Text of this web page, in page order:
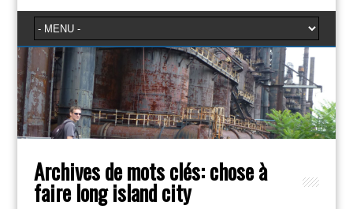
Archives de mots clés:chose à
faire long island city